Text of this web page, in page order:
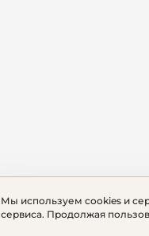
Мы используем cookies и
сервиса. Продолжая